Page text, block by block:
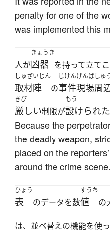
penalty for one of the
was implemented this
人が
きょうき
凶器 を持って立て
しゅざいじん
取材陣 の
じけんげんば
事件現場
しゅ
周
きび
厳しい制限が
もう
設けられた
Because the
the deadly weapon,
placed on the
around the crime scene.
ひょう
表 のデータを数
すうち
値 の
は、並べ替えの機能を使